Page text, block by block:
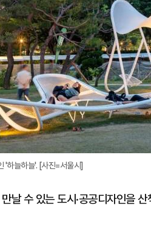
'하늘하늘'. [사진=서울시]
날 수 있는 도시·공공디자인을